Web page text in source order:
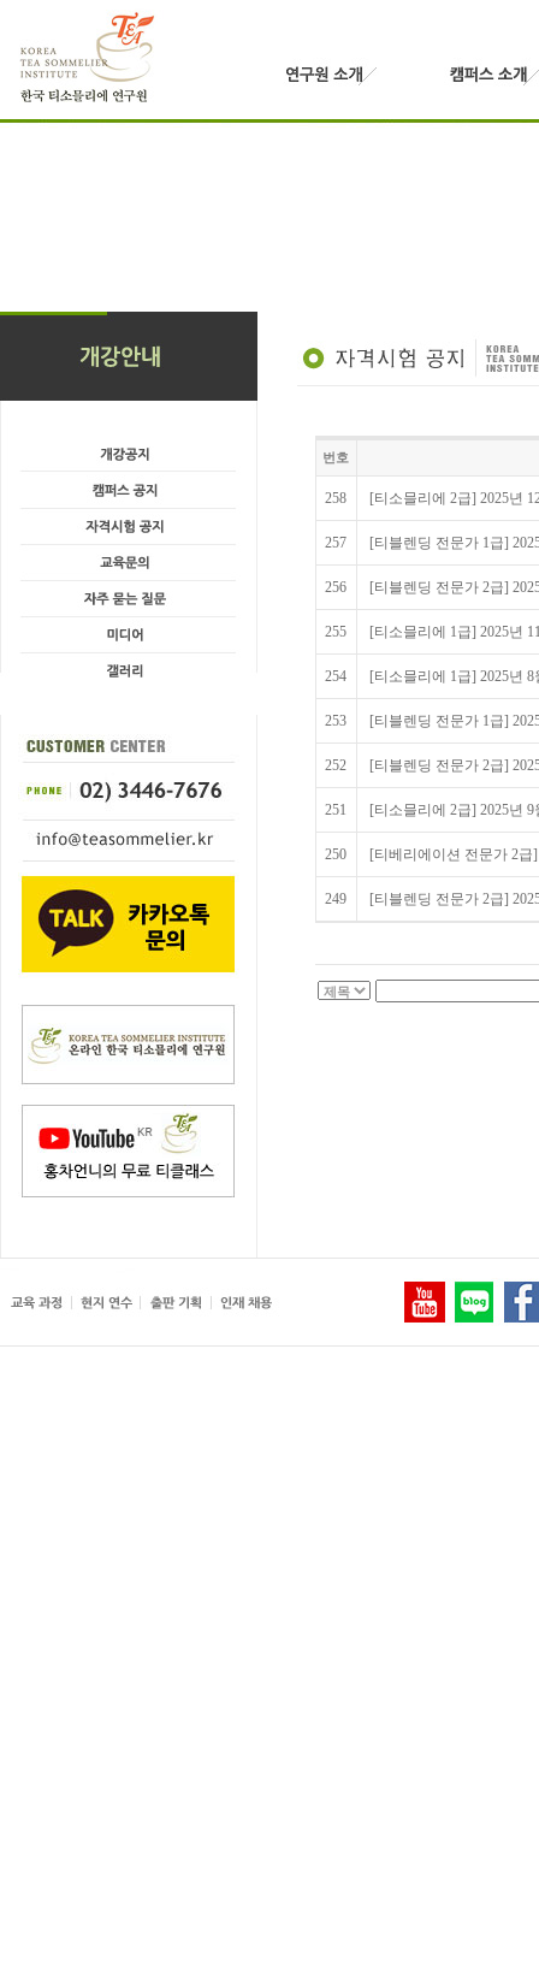
번호
258 [티소믈리에 2급] 2025년
257 [티블렌딩 전문가 1급]
256 [티블렌딩 전문가 2급]
255 [티소믈리에 1급] 2025년
254 [티소믈리에 1급] 2025년
253 [티블렌딩 전문가 1급]
252 [티블렌딩 전문가 2급]
251 [티소믈리에 2급] 2025년
250 [티베리에이션 전문가 2급
249 [티블렌딩 전문가 2급]